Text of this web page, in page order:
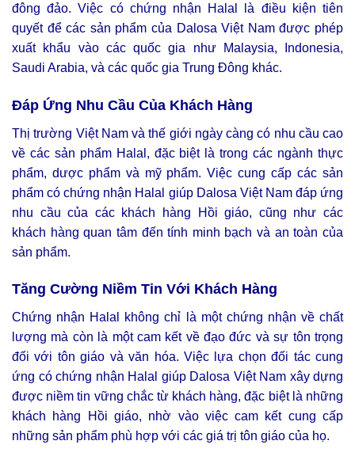
đông đảo. Việc có chứng nhận Halal là điều kiện tiên
quyết để các sản phẩm của Dalosa Việt Nam được phép
xuất khẩu vào các quốc gia như Malaysia, Indonesia,
Saudi Arabia, và các quốc gia Trung Đông khác.
Đáp Ứng Nhu Cầu Của Khách Hàng
Thị trường Việt Nam và thế giới ngày càng có nhu cầu cao
về các sản phẩm Halal, đặc biệt là trong các ngành thực
phẩm, dược phẩm và mỹ phẩm. Việc cung cấp các sản
phẩm có chứng nhận Halal giúp Dalosa Việt Nam đáp ứng
nhu cầu của các khách hàng Hồi giáo, cũng như các
khách hàng quan tâm đến tính minh bạch và an toàn của
sản phẩm.
Tăng Cường Niềm Tin Với Khách Hàng
Chứng nhận Halal không chỉ là một chứng nhận về chất
lượng mà còn là một cam kết về đạo đức và sự tôn trọng
đối với tôn giáo và văn hóa. Việc lựa chọn đối tác cung
ứng có chứng nhận Halal giúp Dalosa Việt Nam xây dựng
được niềm tin vững chắc từ khách hàng, đặc biệt là những
khách hàng Hồi giáo, nhờ vào việc cam kết cung cấp
những sản phẩm phù hợp với các giá trị tôn giáo của họ.